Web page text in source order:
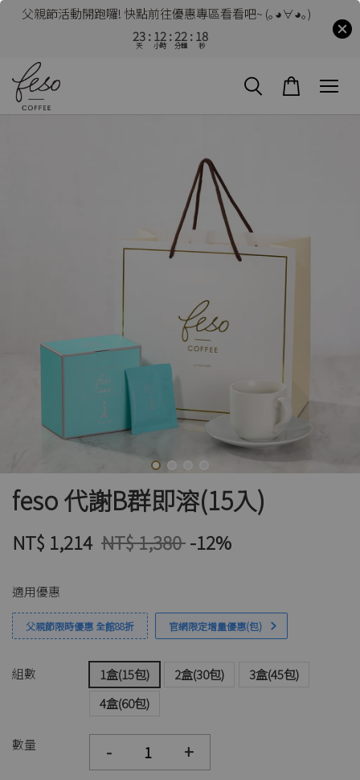
父親節活動開跑囉! 快點前往優惠專區看看吧~ (｡◕∀◕｡)
23
天
12
小時
22
分鐘
16
秒
feso 代謝B群即溶(15入)
NT$ 1,214 NT$ 1,380-12%
適用優惠
父親節限時優惠 全館88折 官網限定增量優惠(包)
組數 1盒(15包) 2盒(30包)
3盒(45包)
4盒(60包)
數量 - +